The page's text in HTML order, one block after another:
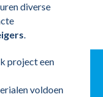
diverse
.
project een
voldoen